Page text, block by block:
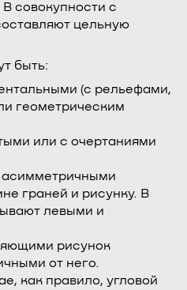
В совокупности с
цельную
быть:
(с рельефами,
геометрическим
или с очертаниями
граней и рисунку. В
левыми и
рисунок
от него.
как правило, угловой